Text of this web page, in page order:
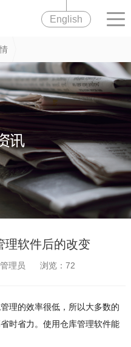
English
理软件后的改变
理员 浏览： 72
理的效率很低，所以大多数的
时省力。使用仓库管理软件能